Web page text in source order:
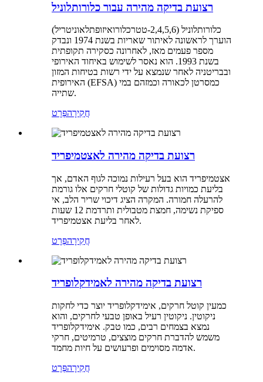
רצועת בדיקה מהירה עבור כלורותלוניל
כלורותלוניל (2,4,5,6-טטרכלורואיזופתלאוניטריל)
הוערך לראשונה לאיתור שאריות בשנת 1974 ונבדק
מספר פעמים מאז, לאחרונה כסקירה תקופתית
בשנת 1993. הוא נאסר לשימוש באיחוד האירופי
ובבריטניה לאחר שנמצא על ידי רשות בטיחות המזון
האירופית (EFSA) כמסרטן לכאורה וכמזהם במי
שתייה.
חֲקִירָהפְּרָט
רצועת בדיקה מהירה לאצטמיפריד
אצטמיפריד הוא בעל רעילות נמוכה לגוף האדם, אך
בליעת כמויות גדולות של קוטלי חרקים אלו גורמת
להרעלה חמורה. המקרה הציג דיכוי שריר הלב, אי
ספיקת נשימה, חמצת מטבולית ותרדמת 12 שעות
לאחר בליעת אצטמיפריד.
חֲקִירָהפְּרָט
רצועת בדיקה מהירה לאמידקלופריד
כמעין קוטל חרקים, אימידקלופריד יוצר כדי לחקות
ניקוטין. ניקוטין רעיל באופן טבעי לחרקים, והוא
נמצא בצמחים רבים, כמו טבק. אימידקלופריד
משמש להדברת חרקים מוצצים, טרמיטים, חרקי
אדמה מסוימים ופרעושים על חיות מחמד.
חֲקִירָהפְּרָט